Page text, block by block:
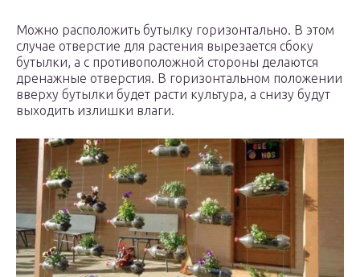
Можно расположить бутылку горизонтально. В этом
случае отверстие для растения вырезается сбоку
бутылки, а с противоположной стороны делаются
дренажные отверстия. В горизонтальном положении
вверху бутылки будет расти культура, а снизу будут
выходить излишки влаги.